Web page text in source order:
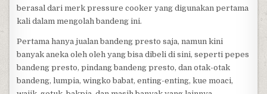
berasal dari merk pressure cooker yang digunakan pertama
kali dalam mengolah bandeng ini.
Pertama hanya jualan bandeng presto saja, namun kini
banyak aneka oleh oleh yang bisa dibeli di sini, seperti pepes
bandeng presto, pindang bandeng presto, dan otak-otak
bandeng, lumpia, wingko babat, enting-enting, kue moaci,